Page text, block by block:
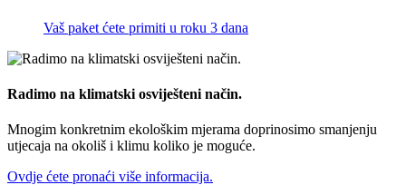
Vaš paket ćete primiti u roku 3 dana
Radimo na klimatski osviješteni način.
Mnogim konkretnim ekološkim mjerama doprinosimo smanjenju
utjecaja na okoliš i klimu koliko je moguće.
Ovdje ćete pronaći više informacija.